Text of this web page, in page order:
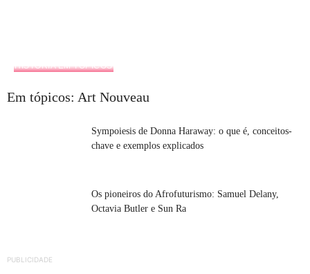
HISTÓRIA EM TÓPICOS
Em tópicos: Art Nouveau
Sympoiesis de Donna Haraway: o que é, conceitos-
chave e exemplos explicados
Os pioneiros do Afrofuturismo: Samuel Delany,
Octavia Butler e Sun Ra
PUBLICIDADE